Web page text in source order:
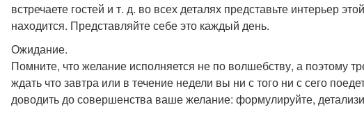
встречаете гостей и т. д. во всех деталях представьте интерьер
находится. Представляйте себе это каждый день.
Ожидание.
Помните, что желание исполняется не по волшебству, а поэтому
ждать что завтра или в течение недели вы ни с того ни с сего
доводить до совершенства ваше желание: формулируйте,